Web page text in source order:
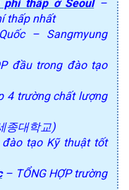
thấp ở Seoul–
thấp nhất
– Sangmyung
đầu trong đào tạo
4 trường chất lượng
종대학교)
tạo Kỹ thuật tốt
– TỔNG HỢP trường